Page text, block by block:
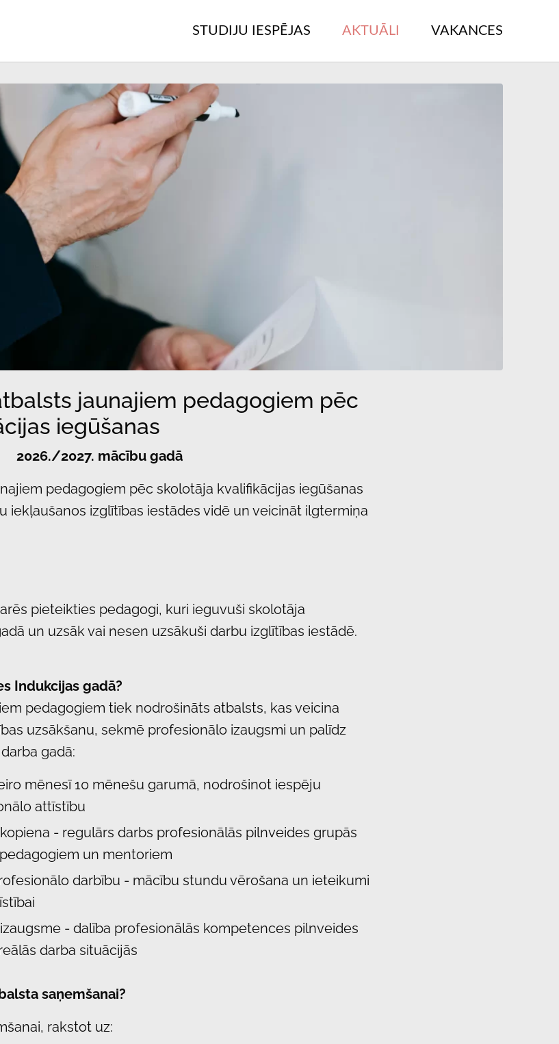
STUDIJU IESPĒJAS AKTUĀLI VAKANCES
jaunajiem pedagogiem pēc
iegūšanas
2026./2027. mācību gadā
pedagogiem pēc skolotāja kvalifikācijas iegūšanas
iekļaušanos izglītības iestādes vidē un veicināt ilgtermiņa
pieteikties pedagogi, kuri ieguvuši skolotāja
un uzsāk vai nesen uzsākuši darbu izglītības iestādē.
Indukcijas gadā?
pedagogiem tiek nodrošināts atbalsts, kas veicina
uzsākšanu, sekmē profesionālo izaugsmi un palīdz
gadā:
mēnesī 10 mēnešu garumā, nodrošinot iespēju
attīstību
- regulārs darbs profesionālās pilnveides grupās
un mentoriem
darbību - mācību stundu vērošana un ieteikumi
- dalība profesionālās kompetences pilnveides
darba situācijās
saņemšanai?
rakstot uz: